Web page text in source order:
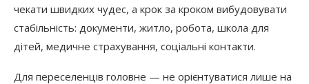
чекати швидких чудес, а крок за кроком вибудовувати
стабільність: документи, житло, робота, школа для
дітей, медичне страхування, соціальні контакти.
Для переселенців головне — не орієнтуватися лише на